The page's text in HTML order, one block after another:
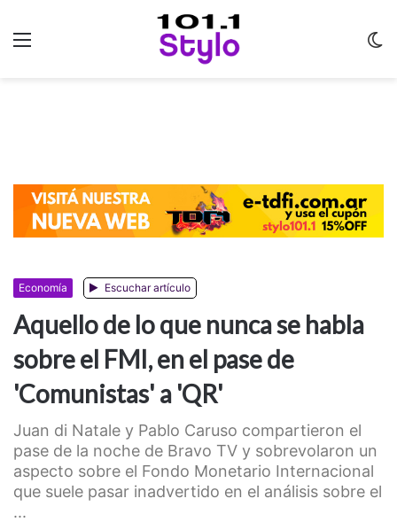
Economía Escuchar artículo
Aquello de lo que nunca se habla
sobre el FMI, en el pase de
'Comunistas' a 'QR'
Juan di Natale y Pablo Caruso compartieron el
pase de la noche de Bravo TV y sobrevolaron un
aspecto sobre el Fondo Monetario Internacional
que suele pasar inadvertido en el análisis sobre el
...